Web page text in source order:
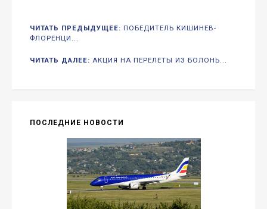
ЧИТАТЬ ПРЕДЫДУЩЕЕ: ПОБЕДИТЕЛЬ КИШИНЕВ-
ФЛОРЕНЦИ...
ЧИТАТЬ ДАЛЕЕ: АКЦИЯ НА ПЕРЕЛЕТЫ ИЗ БОЛОНЬ...
ПОСЛЕДНИЕ НОВОСТИ